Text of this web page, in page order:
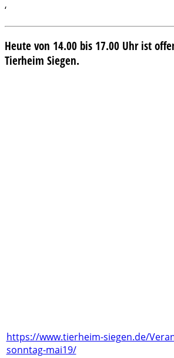
‘
Heute von 14.00 bis 17.00 Uhr ist
Tierheim Siegen.
https://www.tierheim-siegen.de/
sonntag-mai19/